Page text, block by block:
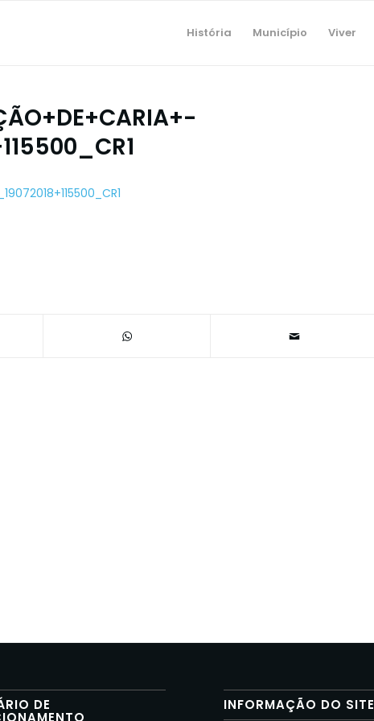
História Município Viver
DE INFORMAÇÃO DO SITE